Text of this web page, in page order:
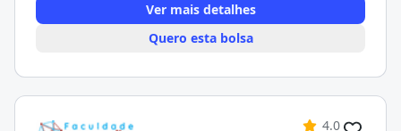
Ver mais detalhes
Quero esta bolsa
4.0